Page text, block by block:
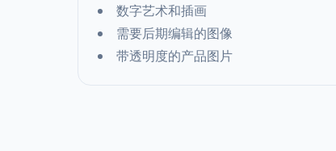
数字艺术和插画
需要后期编辑的图像
带透明度的产品图片